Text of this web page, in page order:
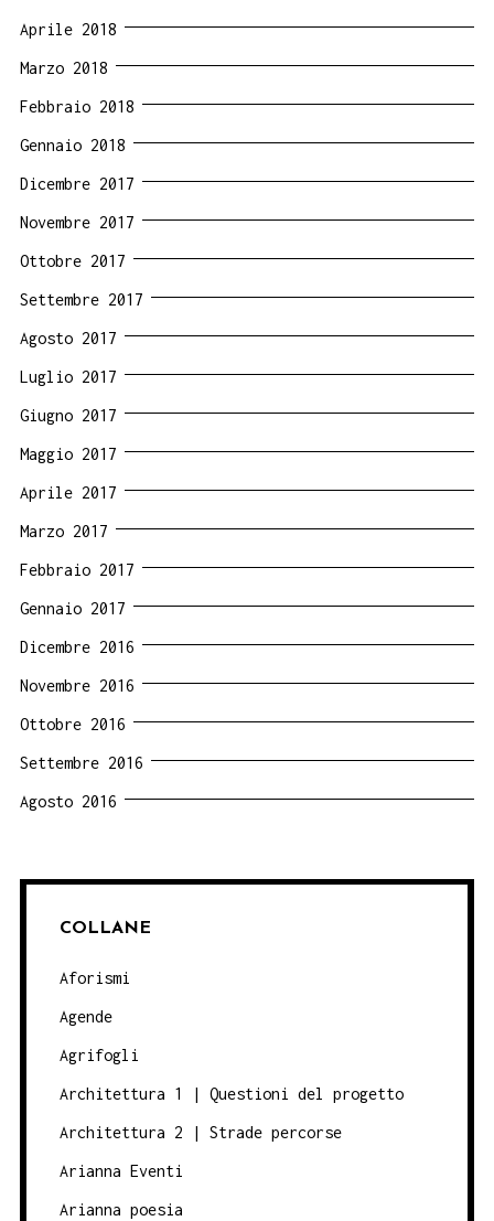
Aprile 2018
Marzo 2018
Febbraio 2018
Gennaio 2018
Dicembre 2017
Novembre 2017
Ottobre 2017
Settembre 2017
Agosto 2017
Luglio 2017
Giugno 2017
Maggio 2017
Aprile 2017
Marzo 2017
Febbraio 2017
Gennaio 2017
Dicembre 2016
Novembre 2016
Ottobre 2016
Settembre 2016
Agosto 2016
COLLANE
Aforismi
Agende
Agrifogli
Architettura 1 | Questioni del progetto
Architettura 2 | Strade percorse
Arianna Eventi
Arianna poesia